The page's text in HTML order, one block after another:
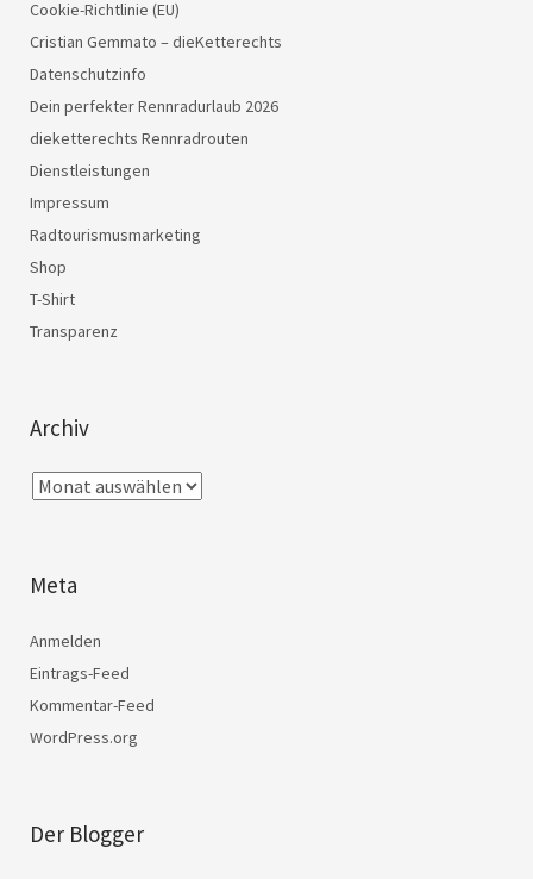
Cookie-Richtlinie (EU)
Cristian Gemmato – dieKetterechts
Datenschutzinfo
Dein perfekter Rennradurlaub 2026
dieketterechts Rennradrouten
Dienstleistungen
Impressum
Radtourismusmarketing
Shop
T-Shirt
Transparenz
Archiv
Meta
Anmelden
Eintrags-Feed
Kommentar-Feed
WordPress.org
Der Blogger